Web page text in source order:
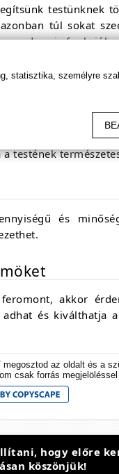
testünknek
túl sokat
szantálfa
A jó higiéniát meg
testének
és
akkor
és kiválthatja
az oldalt és a
csak forrás
hogy előre
köszönjük!
statisztika, személyre